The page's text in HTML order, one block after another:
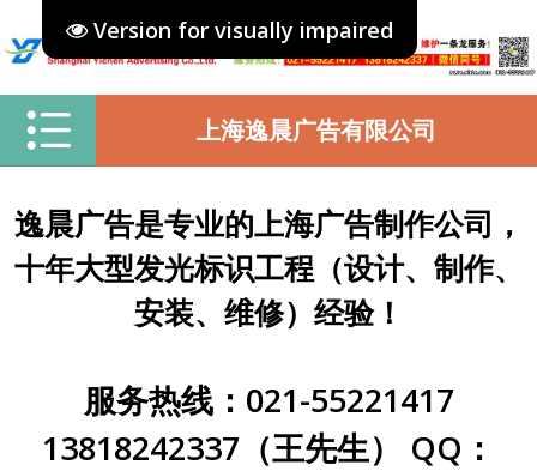
Version for visually impaired
上海逸晨广告有限公司
逸晨广告是专业的上海广告制作公司，
十年大型发光标识工程（设计、制作、
安装、维修）经验！
服务热线：021-55221417
13818242337（王先生） QQ：